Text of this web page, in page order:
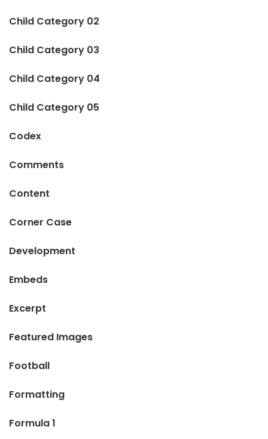
Child Category 02
Child Category 03
Child Category 04
Child Category 05
Codex
Comments
Content
Corner Case
Development
Embeds
Excerpt
Featured Images
Football
Formatting
Formula 1